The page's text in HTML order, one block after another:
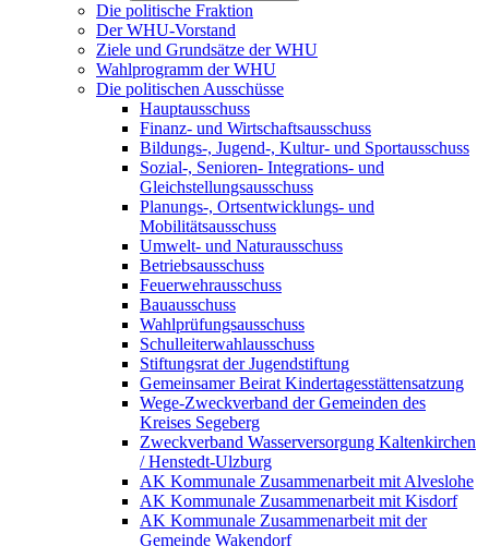
Die politische Fraktion
Der WHU-Vorstand
Ziele und Grundsätze der WHU
Wahlprogramm der WHU
Die politischen Ausschüsse
Hauptausschuss
Finanz- und Wirtschaftsausschuss
Bildungs-, Jugend-, Kultur- und Sportausschuss
Sozial-, Senioren- Integrations- und
Gleichstellungsausschuss
Planungs-, Ortsentwicklungs- und
Mobilitätsausschuss
Umwelt- und Naturausschuss
Betriebsausschuss
Feuerwehrausschuss
Bauausschuss
Wahlprüfungsausschuss
Schulleiterwahlausschuss
Stiftungsrat der Jugendstiftung
Gemeinsamer Beirat Kindertagesstättensatzung
Wege-Zweckverband der Gemeinden des
Kreises Segeberg
Zweckverband Wasserversorgung Kaltenkirchen
/ Henstedt-Ulzburg
AK Kommunale Zusammenarbeit mit Alveslohe
AK Kommunale Zusammenarbeit mit Kisdorf
AK Kommunale Zusammenarbeit mit der
Gemeinde Wakendorf